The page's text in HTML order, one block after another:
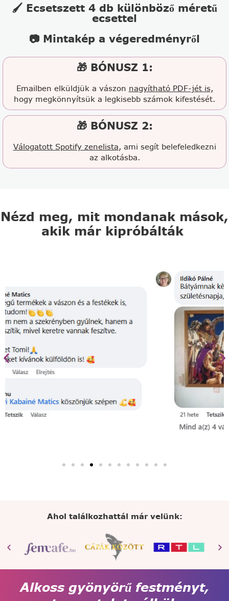
🖌️ Ecsetszett 4 db különböző méretű
ecsettel
📷 Mintakép a végeredményről
🎁 BÓNUSZ 1:
Emailben elküldjük a vászon nagyítható PDF-jét is,
hogy megkönnyítsük a legkisebb számok kifestését.
🎁 BÓNUSZ 2:
Válogatott Spotify zenelista, ami segít belefeledkezni
az alkotásba.
Nézd meg, mit mondanak mások,
akik már kipróbálták
Ahol találkozhattál már velünk:
Alkoss gyönyörű festményt,